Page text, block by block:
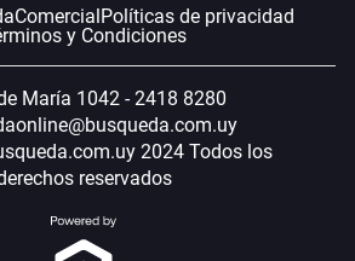
ComercialPolíticas de privacidad
y Condiciones
María 1042 - 2418 8280
2024 Todos los
reservados